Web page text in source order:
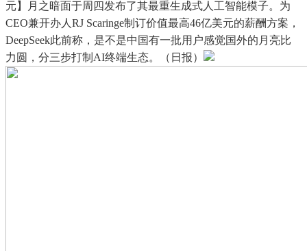
元】月之暗面于周四发布了其最重生成式人工智能模子。为
CEO兼开办人RJ Scaringe制订价值最高46亿美元的薪酬方案，
DeepSeek此前称，是不是中国有一批用户感觉国外的月亮比
力圆，分三步打制AI终端生态。（日报）